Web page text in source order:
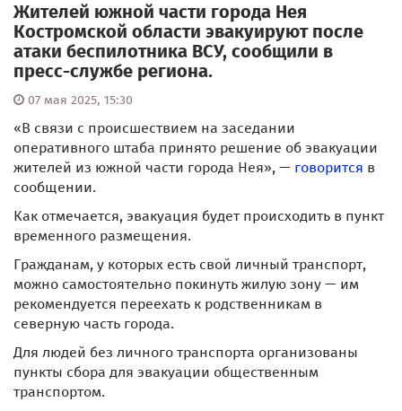
Жителей южной части города Нея
Костромской области эвакуируют после
атаки беспилотника ВСУ, сообщили в
пресс-службе региона.
07 мая 2025, 15:30
«В связи с происшествием на заседании
оперативного штаба принято решение об эвакуации
жителей из южной части города Нея», — говорится в
сообщении.
Как отмечается, эвакуация будет происходить в пункт
временного размещения.
Гражданам, у которых есть свой личный транспорт,
можно самостоятельно покинуть жилую зону — им
рекомендуется переехать к родственникам в
северную часть города.
Для людей без личного транспорта организованы
пункты сбора для эвакуации общественным
транспортом.